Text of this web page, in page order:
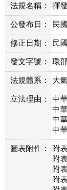
法規名稱： 揮
公發布日： 民
修正日期： 民
發文字號： 環
法規體系： 大
立法理由：
中
中
中
中
圖表附件：
附
附
附
附